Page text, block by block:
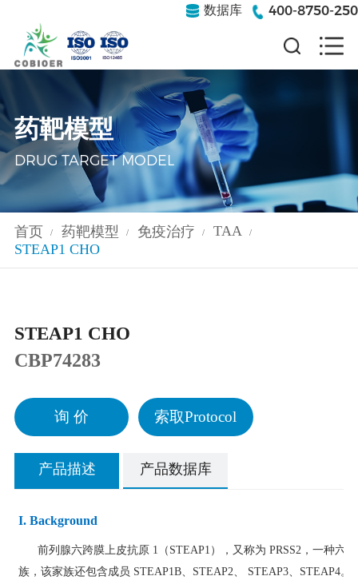
数据库 400-8750-250
药靶模型
DRUG TARGET MODEL
首页 / 药靶模型 / 免疫治疗 / TAA /
STEAP1 CHO
STEAP1 CHO
CBP74283
询 价 索取Protocol
产品描述 产品数据库
I. Background
前列腺六跨膜上皮抗原 1（STEAP1），又称为 PRSS2，一种六
族，该家族还包含成员 STEAP1B、STEAP2、 STEAP3、STEAP4